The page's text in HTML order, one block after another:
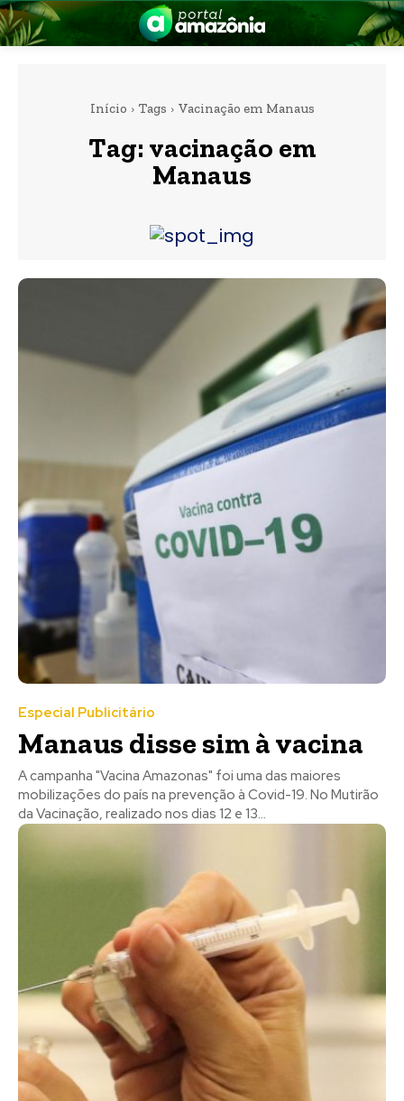
Início Tags Vacinação em Manaus
Tag: vacinação em
Manaus
Especial Publicitário
Manaus disse sim à vacina
A campanha "Vacina Amazonas" foi uma das maiores
mobilizações do país na prevenção à Covid-19. No Mutirão
da Vacinação, realizado nos dias 12 e 13...